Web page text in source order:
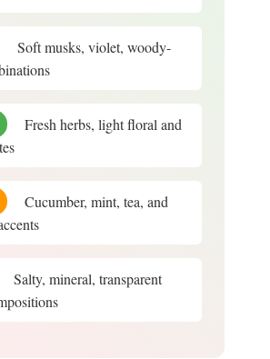
Soft musks, violet, woody-
Fresh herbs, light floral and
Cucumber, mint, tea, and
Salty, mineral, transparent